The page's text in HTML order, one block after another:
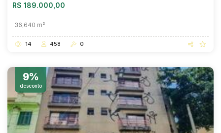
R$ 189.000,00
36,640 m²
14 458 0
9%
desconto